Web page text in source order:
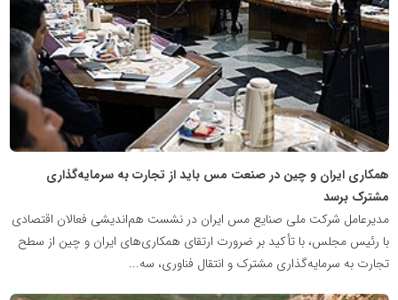
همکاری ایران و چین در صنعت مس باید از تجارت به سرمایه‌گذاری
مشترک برسد
مدیرعامل شرکت ملی صنایع مس ایران در نشست هم‌اندیشی فعالان اقتصادی
با رئیس مجلس، با تأکید بر ضرورت ارتقای همکاری‌های ایران و چین از سطح
تجارت به سرمایه‌گذاری مشترک و انتقال فناوری، سه...
معدن
پیشرو